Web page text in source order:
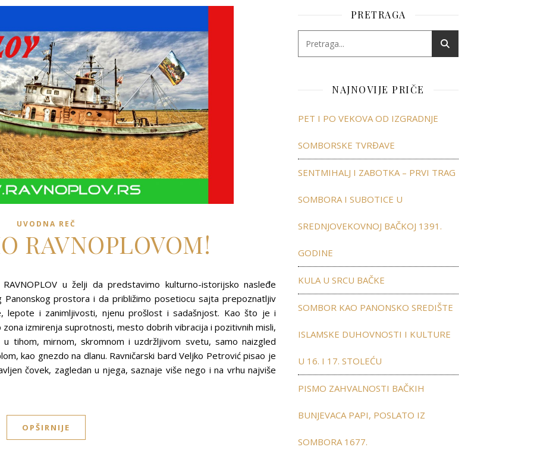
UVODNA REČ
RAVNOPLOVOM!
u želji da predstavimo kulturno-istorijsko nasleđe
Panonskog prostora i da približimo posetiocu sajta prepoznatljiv
lepote i zanimljivosti, njenu prošlost i sadašnjost. Kao što je i
izmirenja suprotnosti, mesto dobrih vibracija i pozitivnih misli,
tihom, mirnom, skromnom i uzdržljivom svetu, samo naizgled
kao gnezdo na dlanu. Ravničarski bard Veljko Petrović pisao je
čovek, zagledan u njega, saznaje više nego i na vrhu najviše
OPŠIRNIJE
PRETRAGA
NAJNOVIJE PRIČE
PET I PO VEKOVA OD IZGRADNJE
SOMBORSKE TVRĐAVE
SENTMIHALJ I ZABOTKA – PRVI TRAG
SOMBORA I SUBOTICE U
SREDNJOVEKOVNOJ BAČKOJ 1391.
GODINE
KULA U SRCU BAČKE
SOMBOR KAO PANONSKO SREDIŠTE
ISLAMSKE DUHOVNOSTI I KULTURE
U 16. I 17. STOLEĆU
PISMO ZAHVALNOSTI BAČKIH
BUNJEVACA PAPI, POSLATO IZ
SOMBORA 1677.